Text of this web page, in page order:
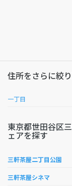
住所をさらに絞
一丁目
東京都世田谷区
ェアを探す
三軒茶屋二丁目公園
三軒茶屋シネマ